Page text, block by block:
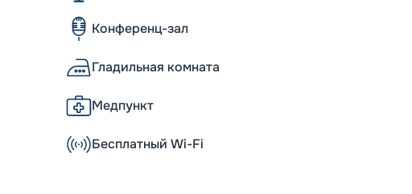
Конференц-зал
Гладильная комната
Медпункт
Бесплатный Wi-Fi